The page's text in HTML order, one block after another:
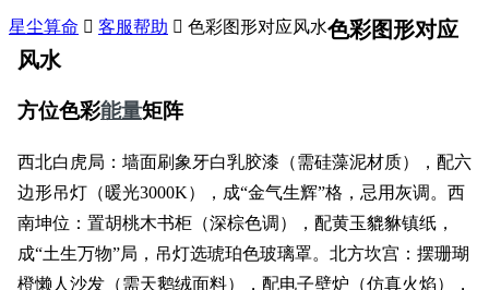
星尘算命  客服帮助  色彩图形对应风水色彩图形对应
风水
方位色彩能量矩阵
西北白虎局：墙面刷象牙白乳胶漆（需硅藻泥材质），配六
边形吊灯（暖光3000K），成“金气生辉”格，忌用灰调。西
南坤位：置胡桃木书柜（深棕色调），配黄玉貔貅镇纸，
成“土生万物”局，吊灯选琥珀色玻璃罩。北方坎宫：摆珊瑚
橙懒人沙发（需天鹅绒面料），配电子壁炉（仿真火焰），